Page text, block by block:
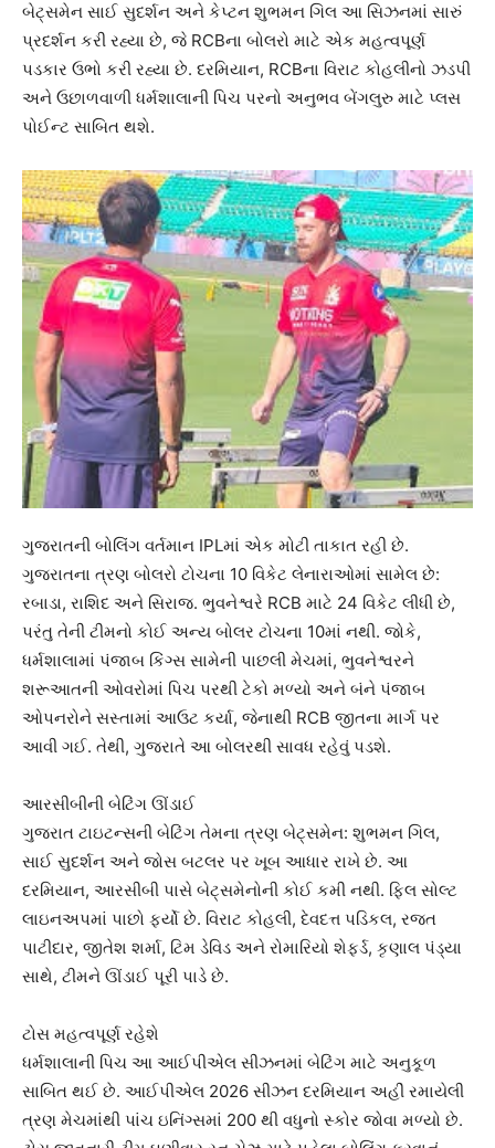
બેટ્સમેન સાઈ સુદર્શન અને કેપ્ટન શુભમન ગિલ આ સિઝનમાં સારું
પ્રદર્શન કરી રહ્યા છે, જે RCBના બોલરો માટે એક મહત્વપૂર્ણ
પડકાર ઉભો કરી રહ્યા છે. દરમિયાન, RCBના વિરાટ કોહલીનો ઝડપી
અને ઉછાળવાળી ધર્મશાલાની પિચ પરનો અનુભવ બેંગલુરુ માટે પ્લસ
પોઈન્ટ સાબિત થશે.
ગુજરાતની બોલિંગ વર્તમાન IPLમાં એક મોટી તાકાત રહી છે.
ગુજરાતના ત્રણ બોલરો ટોચના 10 વિકેટ લેનારાઓમાં સામેલ છે:
રબાડા, રાશિદ અને સિરાજ. ભુવનેશ્વરે RCB માટે 24 વિકેટ લીધી છે,
પરંતુ તેની ટીમનો કોઈ અન્ય બોલર ટોચના 10માં નથી. જોકે,
ધર્મશાલામાં પંજાબ કિંગ્સ સામેની પાછલી મેચમાં, ભુવનેશ્વરને
શરૂઆતની ઓવરોમાં પિચ પરથી ટેકો મળ્યો અને બંને પંજાબ
ઓપનરોને સસ્તામાં આઉટ કર્યા, જેનાથી RCB જીતના માર્ગ પર
આવી ગઈ. તેથી, ગુજરાતે આ બોલરથી સાવધ રહેવું પડશે.
આરસીબીની બેટિંગ ઊંડાઈ
ગુજરાત ટાઇટન્સની બેટિંગ તેમના ત્રણ બેટ્સમેન: શુભમન ગિલ,
સાઈ સુદર્શન અને જોસ બટલર પર ખૂબ આધાર રાખે છે. આ
દરમિયાન, આરસીબી પાસે બેટ્સમેનોની કોઈ કમી નથી. ફિલ સોલ્ટ
લાઇનઅપમાં પાછો ફર્યો છે. વિરાટ કોહલી, દેવદત્ત પડિકલ, રજત
પાટીદાર, જીતેશ શર્મા, ટિમ ડેવિડ અને રોમારિયો શેફર્ડ, કૃણાલ પંડ્યા
સાથે, ટીમને ઊંડાઈ પૂરી પાડે છે.
ટોસ મહત્વપૂર્ણ રહેશે
ધર્મશાલાની પિચ આ આઈપીએલ સીઝનમાં બેટિંગ માટે અનુકૂળ
સાબિત થઈ છે. આઈપીએલ 2026 સીઝન દરમિયાન અહીં રમાયેલી
ત્રણ મેચમાંથી પાંચ ઇનિંગ્સમાં 200 થી વધુનો સ્કોર જોવા મળ્યો છે.